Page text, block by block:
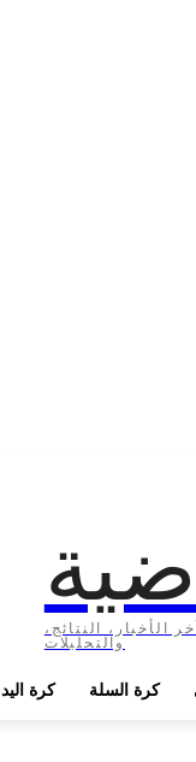
الأخبار، النتائج،
والتحليلات
كرة السلة كرة اليد